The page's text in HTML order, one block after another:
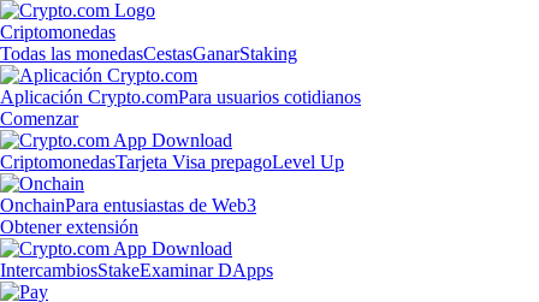
Criptomonedas
Todas las monedasCestasGanarStaking
Aplicación Crypto.comPara usuarios cotidianos
Comenzar
CriptomonedasTarjeta Visa prepagoLevel Up
OnchainPara entusiastas de Web3
Obtener extensión
IntercambiosStakeExaminar DApps